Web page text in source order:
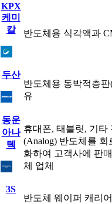
KPX
케미
칼
반도체용 식각액과
두산
반도체용 동박적층
유
동운
아나
텍
휴대폰, 태블릿, 기타
(Analog) 반도체를
화하여 고객사에 판
체 업체
3S
반도체 웨이퍼 캐리